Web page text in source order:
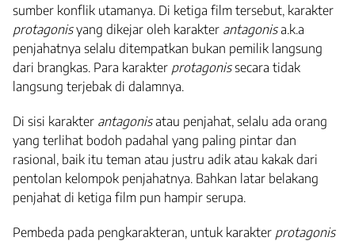
sumber konflik utamanya. Di ketiga film tersebut, karakter
protagonisyang dikejar oleh karakter antagonisa.k.a
penjahatnya selalu ditempatkan bukan pemilik langsung
dari brangkas. Para karakter protagonissecara tidak
langsung terjebak di dalamnya.
Di sisi karakter antagonisatau penjahat, selalu ada orang
yang terlihat bodoh padahal yang paling pintar dan
rasional, baik itu teman atau justru adik atau kakak dari
pentolan kelompok penjahatnya. Bahkan latar belakang
penjahat di ketiga film pun hampir serupa.
Pembeda pada pengkarakteran, untuk karakter protagonis